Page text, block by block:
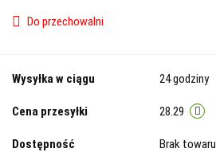
Do przechowalni
Wysyłka w ciągu 24 godziny
Cena przesyłki 28.29
Dostępność Brak towaru